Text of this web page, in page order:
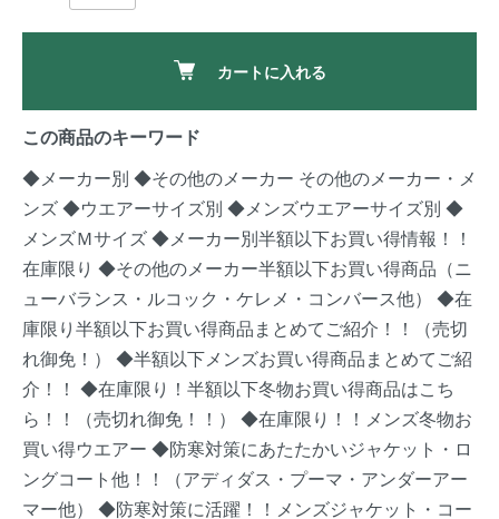
カートに入れる
この商品のキーワード
◆メーカー別 ◆その他のメーカー その他のメーカー・メ
ンズ◆ウエアーサイズ別 ◆メンズウエアーサイズ別 ◆
メンズＭサイズ◆メーカー別半額以下お買い得情報！！
在庫限り ◆その他のメーカー半額以下お買い得商品（ニ
ューバランス・ルコック・ケレメ・コンバース他）
◆在
庫限り半額以下お買い得商品まとめてご紹介！！（売切
れ御免！）
◆半額以下メンズお買い得商品まとめてご紹
介！！ ◆在庫限り！半額以下冬物お買い得商品はこち
ら！！（売切れ御免！！）
◆在庫限り！！メンズ冬物お
買い得ウエアー ◆防寒対策にあたたかいジャケット・ロ
ングコート他！！（アディダス・プーマ・アンダーアー
マー他）
◆防寒対策に活躍！！メンズジャケット・コー